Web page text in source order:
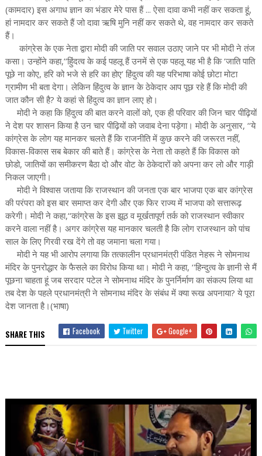
(कामदार) इस अगाध ज्ञान का भंडार मेरे पास हैं ... ऐसा दावा कभी नहीं कर सकता हूं,
हां नामदार कर सकते हैं जो दावा ऋषि मुनि नहीं कर सकते थे, वह नामदार कर सकते
हैं।
कांग्रेस के एक नेता द्वारा मोदी की जाति पर सवाल उठाए जाने पर भी मोदी ने तंज
कसा। उन्होंने कहा,‘‘हिुंदत्व के कई पहलू हैं उनमें से एक पहलू यह भी है कि ‘जाति पाति
पूछे ना कोए, हरि को भजे से हरि का होए’ हिंदुत्व की यह परिभाषा कोई छोटा मोटा
ग्रामीण भी बता देगा। लेकिन हिंदुत्व के ज्ञान के ठेकेदार आप पूछ रहे हैं कि मोदी की
जात कौन सी है? ये कहां से हिंदुत्व का ज्ञान लाए हो।
मोदी ने कहा कि हिंदुत्व की बात करने वालों को, एक ही परिवार की जिन चार पीढ़ियों
ने देश पर शासन किया है उन चार पीढ़ियों को जवाब देना पड़ेगा। मोदी के अनुसार, ‘‘ये
कांग्रेस के लोग यह मानकर चलते हैं कि राजनीति में कुछ करने की जरूरत नहीं,
विकास-विकास सब बेकार की बाते हैं। कांग्रेस के नेता तो कहते हैं कि विकास को
छोडो, जातियों का समीकरण बैठा दो और वोट के ठेकेदारों को अपना कर लो और गाड़ी
निकल जाएगी।
मोदी ने विश्वास जताया कि राजस्थान की जनता एक बार भाजपा एक बार कांग्रेस
की परंपरा को इस बार समाप्त कर देगी और एक फिर राज्य में भाजपा को सत्तारूढ़
करेगी। मोदी ने कहा,‘‘कांग्रेस के इस झूठ व मूर्खतापूर्ण तर्क को राजस्थान स्वीकार
करने वाला नहीं है। अगर कांग्रेस यह मानकार चलती है कि लोग राजस्थान को पांच
साल के लिए गिरवी रख देंगे तो वह जमाना चला गया।
मोदी ने यह भी आरोप लगाया कि तत्कालीन प्रधानमंत्री पंडित नेहरू ने सोमनाथ
मंदिर के पुनरोद्धार के फैसले का विरोध किया था। मोदी ने कहा, ‘'हिन्दुत्व के ज्ञानी से मैं
पूछना चाहता हूं जब सरदार पटेल ने सोमनाथ मंदिर के पुनर्निर्माण का संकल्प लिया था
तब देश के पहले प्रधानमंत्री ने सोमनाथ मंदिर के संबंध में क्या रूख अपनाया? ये पूरा
देश जानता है।(भाषा)
SHARE THIS Facebook Twitter Google+